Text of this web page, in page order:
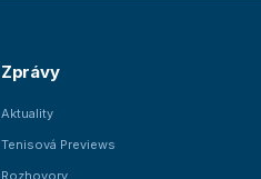
Zprávy
Aktuality
Tenisová Previews
Rozhovory